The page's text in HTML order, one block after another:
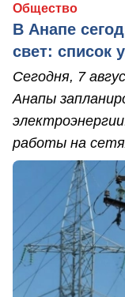
Общество
В Анапе
свет: список
Сегодня, 7
Анапы
работы на